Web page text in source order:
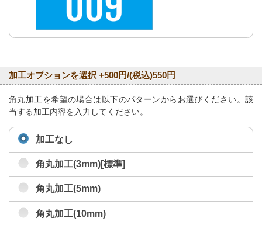
加工オプションを選択 +500円/(税込)550円
角丸加工を希望の場合は以下のパターンからお選びください。該
当する加工内容を入力してください。
加工なし
角丸加工(3mm)[標準]
角丸加工(5mm)
角丸加工(10mm)